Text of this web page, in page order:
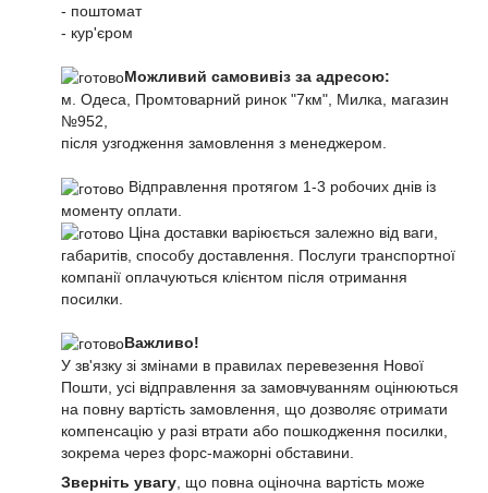
- поштомат
- кур'єром
Можливий самовивіз за адресою:
м. Одеса, Промтоварний ринок "7км", Милка, магазин
№952,
після узгодження замовлення з менеджером.
Відправлення протягом 1-3 робочих днів із
моменту оплати.
Ціна доставки варіюється залежно від ваги,
габаритів, способу доставлення. Послуги транспортної
компанії оплачуються клієнтом після отримання
посилки.
Важливо!
У зв'язку зі змінами в правилах перевезення Нової
Пошти, усі відправлення за замовчуванням оцінюються
на повну вартість замовлення, що дозволяє отримати
компенсацію у разі втрати або пошкодження посилки,
зокрема через форс-мажорні обставини.
Зверніть увагу, що повна оціночна вартість може